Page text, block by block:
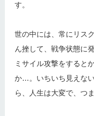
す。
世の中には、常にリス
ん挫して、戦争状態に
ミサイル攻撃をすると
か…。いちいち見えな
ら、人生は大変で、つ